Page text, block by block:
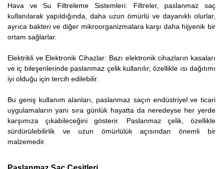
Hava ve Su Filtreleme Sistemleri: Filtreler, paslanmaz saç
kullanılarak yapıldığında, daha uzun ömürlü ve dayanıklı olurlar,
ayrıca bakteri ve diğer mikroorganizmalara karşı daha hijyenik bir
ortam sağlarlar.
Elektrikli ve Elektronik Cihazlar: Bazı elektronik cihazların kasaları
ve iç bileşenlerinde paslanmaz çelik kullanılır, özellikle ısı dağıtımı
iyi olduğu için tercih edilebilir.
Bu geniş kullanım alanları, paslanmaz saçın endüstriyel ve ticari
uygulamaların yanı sıra günlük hayatta da neredeyse her yerde
karşımıza çıkabileceğini gösterir. Paslanmaz çelik, özellikle
sürdürülebilirlik ve uzun ömürlülük açısından önemli bir
malzemedir.